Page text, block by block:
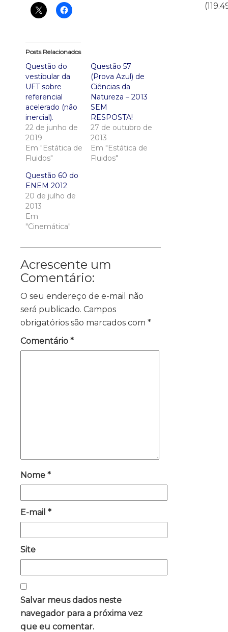
Posts Relacionados
Questão do
vestibular da
UFT sobre
referencial
acelerado (não
inercial).
22 de junho de
2019
Em "Estática de
Fluidos"
Questão 57
(Prova Azul) de
Ciências da
Natureza – 2013
SEM
RESPOSTA!
27 de outubro de
2013
Em "Estática de
Fluidos"
Questão 60 do
ENEM 2012
20 de julho de
2013
Em
"Cinemática"
Acrescente um
Comentário:
O seu endereço de e-mail não
será publicado. Campos
obrigatórios são marcados com *
Comentário *
Nome *
E-mail *
Site
Salvar meus dados neste
navegador para a próxima vez
que eu comentar.